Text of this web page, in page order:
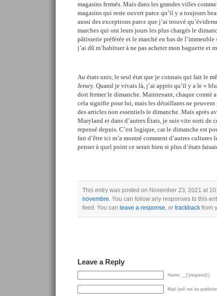
magasins fermés. Mais dans les grandes villes
magasins qui reste ouvert parce qu’il y a toujours
aussi des exceptions parce que j’ai trouvé
marches qui ont leurs jours les plus chargés le
pâtisserie préférée et le marché en bas de
j’ai dû m’habituer à ne pas acheter mon baguette et
Au états unis, le seul état que je connais qui fait le
Jersey. Quand je vivais là, j’ai appris qu’il y a le «
doit fermer le dimanche. Maintenant, chaque comté
cela signifie pour lui, mais les détaillants ne peuvent
des articles non essentiels le dimanche. Mais après
Maryland et dans d’autres États, je suis vite sorti de
repensé depuis. C’est logique, car le dimanche est
fait d’être ici m’a montré comment d’autres cultures
penser à quel point ce serait bien si plus d’états
This entry was posted on November 23, 2021 at
novembre. You can follow any responses to this
feed. You can leave a response, or trackback from
Leave a Reply
Name __('(required)')
Mail (will not be